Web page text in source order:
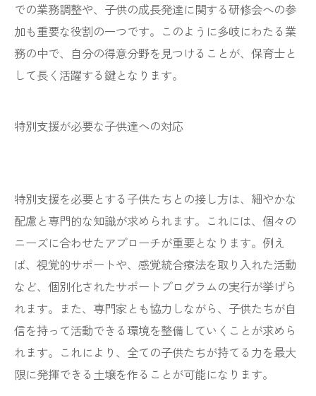
での業務調整や、子供の成長発達に関する研修会への参
加も重要な役割の一つです。このように多岐にわたる業
務の中で、自分の得意分野を見つけることが、保育士と
して長く活躍する鍵となります。
特別支援が必要な子供達への対応
特別支援を必要とする子供たちとの接し方は、細やかな
配慮と専門的な知識が求められます。これには、個々の
ニーズに合わせたアプローチが重要となります。例え
ば、視覚的サポートや、感覚統合療法を取り入れた活動
など、個別化されたサポートプログラムの実行が挙げら
れます。また、専門家とも協力しながら、子供たちが自
信を持って活動できる環境を整備していくことが求めら
れます。これにより、全ての子供たちが持てる力を最大
限に発揮できる土壌を作ることが可能になります。